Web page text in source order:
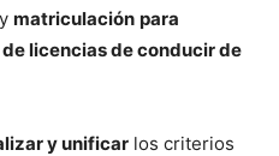
matriculación para
licencias de conducir de
y unificar los criterios